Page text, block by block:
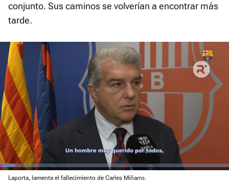
conjunto. Sus caminos se volverían a encontrar más
tarde.
Current
0:01 / Duration
1:30
Loaded
El sonido está silenciado, puedes
activarlo desde la barra de control
Laporta, lamenta el fallecimiento de Carles Miñarro.